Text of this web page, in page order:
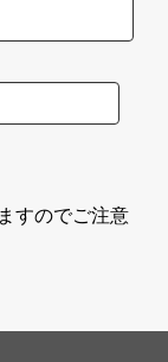
すのでご注意